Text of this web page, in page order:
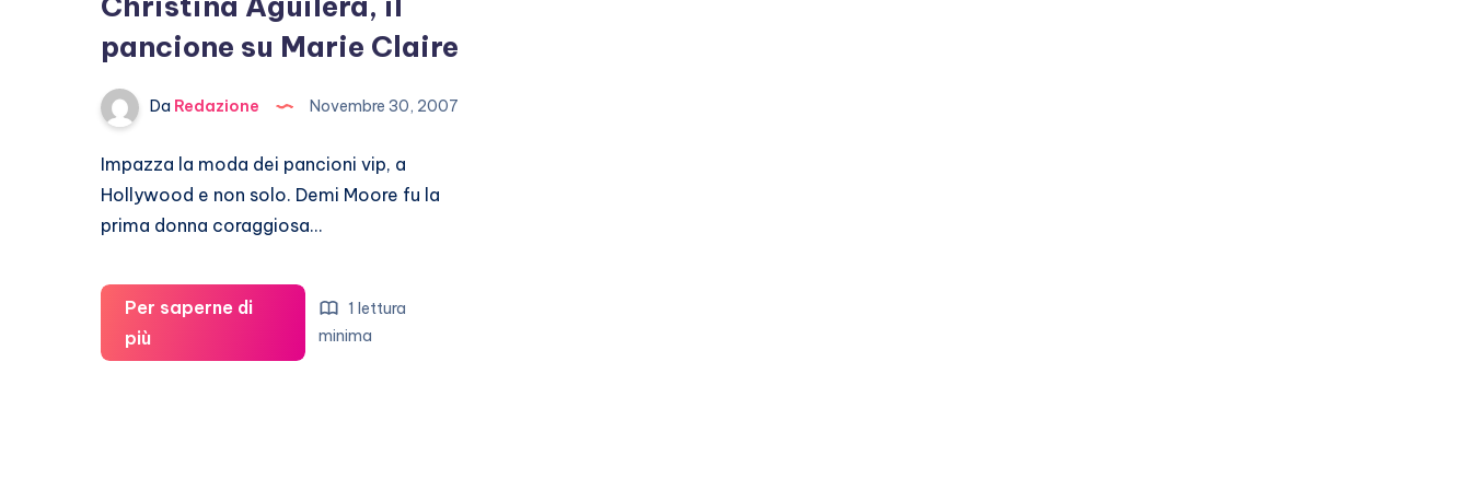
pancione su Marie Claire
Da Redazione Novembre 30, 2007
Impazza la moda dei pancioni vip, a
Hollywood e non solo. Demi Moore fu la
prima donna coraggiosa…
Per saperne di
piùChristina
Aguilera,
1 lettura
minima